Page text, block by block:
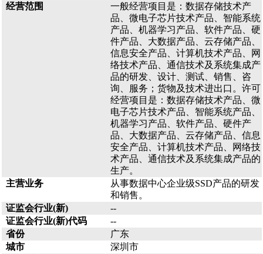
经营范围
一般经营项目是：数据存储技术产
品、微电子芯片技术产品、智能系统
产品、机器学习产品、软件产品、硬
件产品、大数据产品、云存储产品、
信息安全产品、计算机技术产品、网
络技术产品、通信技术及系统集成产
品的研发、设计、测试、销售、咨
询、服务；货物及技术进出口。许可
经营项目是：数据存储技术产品、微
电子芯片技术产品、智能系统产品、
机器学习产品、软件产品、硬件产
品、大数据产品、云存储产品、信息
安全产品、计算机技术产品、网络技
术产品、通信技术及系统集成产品的
生产。
主营业务
从事数据中心企业级SSD产品的研发
和销售。
证监会行业(新)
--
证监会行业(新)代码
--
省份
广东
城市
深圳市